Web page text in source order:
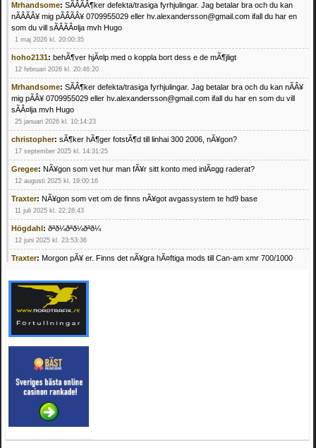
Mrhandsome: SÃÂÃÂ¶ker defekta/trasiga fyrhjulingar. Jag betalar bra och du kan
nÃÂÃÂ¥ mig pÃÂÃÂ¥ 0709955029 eller hv.alexandersson@gmail.com ifall du har en
som du vill sÃÂÃÂ¤lja mvh Hugo
1 maj 2026 kl. 20:00:35
hoho2131: behÃ¶ver hjÃ¤lp med o koppla bort dess e de mÃ¶jligt
12 februari 2026 kl. 20:46:20
Mrhandsome: SÃÂ¶ker defekta/trasiga fyrhjulingar. Jag betalar bra och du kan nÃÂ¥
mig pÃÂ¥ 0709955029 eller hv.alexandersson@gmail.com ifall du har en som du vill
sÃÂ¤lja mvh Hugo
25 januari 2026 kl. 10:14:23
christopher: sÃ¶ker hÃ¶ger fotstÃ¶d till linhai 300 2006, nÃ¥gon?
17 september 2025 kl. 14:31:25
Gregee: NÃ¥gon som vet hur man fÃ¥r sitt konto med inlÃ¤gg raderat?
12 augusti 2025 kl. 19:00:16
Traxter: NÃ¥gon som vet om de finns nÃ¥got avgassystem te hd9 base
11 juli 2025 kl. 22:28:43
Högdahl : ðªð¼ðªð¼ðªð¼
12 juni 2025 kl. 23:53:36
Traxter: Morgon pÃ¥ er. Finns det nÃ¥gra hÃ¤ftiga mods till Can-am xmr 700/1000
Mrhandsome:SÃ¶ker defekta/trasiga fyrhjulingar. Jag betalar bra och du kan nÃ¥ mig
pÃ¥ 0709955029 eller hv.alexandersson@gmail.com ifall du har en som du vill sÃ¤lja
mvh Hugo
21 februari 2025 kl. 09:25:52
4 februari 2025 kl. 19:20:50
Oscar5:44
4 februari 2025 kl. 19:15:36
Greger59:NÃ¤gon som vet har en Cetek 500 EFI
15 januari 2025 kl. 23:49:44
Mrhandsome:SÃÂ¶ker defekta/trasiga fyrhjulingar. Jag betalar bra och du kan nÃÂ¥